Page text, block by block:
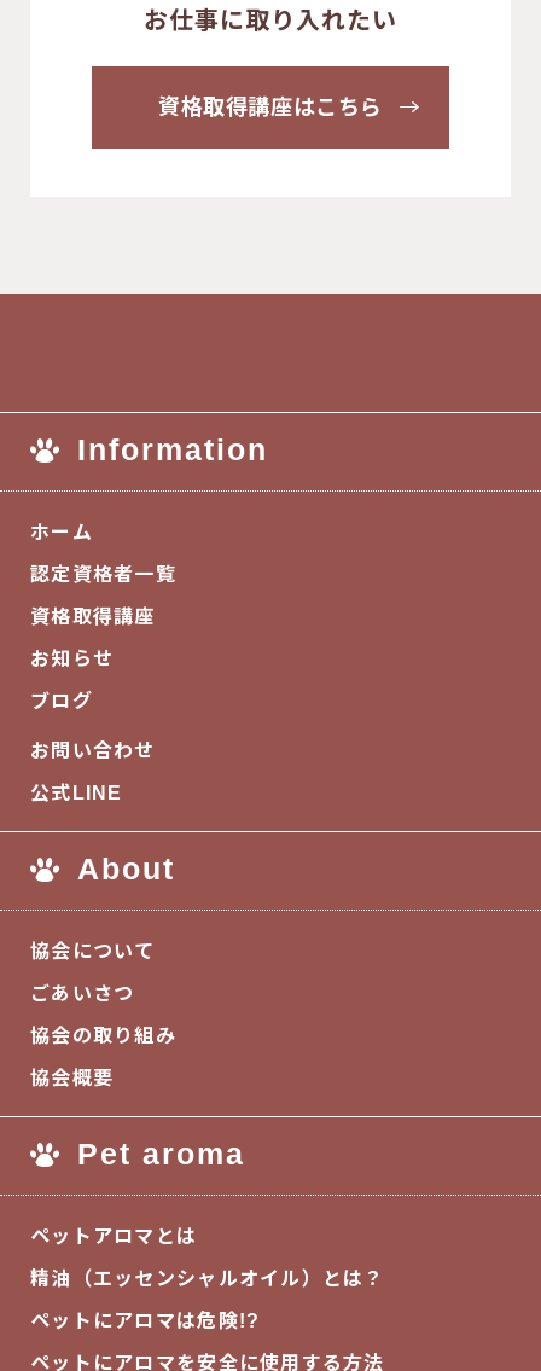
お仕事に取り入れたい
資格取得講座はこちら
Information
ホーム
認定資格者一覧
資格取得講座
お知らせ
ブログ
お問い合わせ
公式LINE
About
協会について
ごあいさつ
協会の取り組み
協会概要
Pet aroma
ペットアロマとは
精油（エッセンシャルオイル）とは？
ペットにアロマは危険!?
ペットにアロマを安全に使用する方法